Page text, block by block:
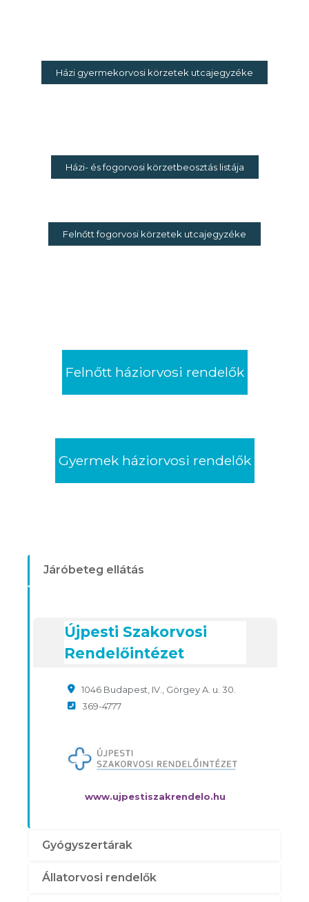
Házi gyermekorvosi körzetek utcajegyzéke
Házi- és fogorvosi körzetbeosztás listája
Felnőtt fogorvosi körzetek utcajegyzéke
Felnőtt háziorvosi rendelők
Gyermek háziorvosi rendelők
Járóbeteg ellátás
Újpesti Szakorvosi
Rendelőintézet
1046 Budapest, IV., Görgey A. u. 30.
369-4777
www.ujpestiszakrendelo.hu
Gyógyszertárak
Állatorvosi rendelők